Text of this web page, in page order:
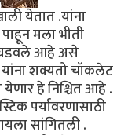
येतात .यांना
मला भीती
आहे असे
शक्यतो चॉकलेट
हे निश्चित आहे .
पर्यावरणासाठी
सांगितली .